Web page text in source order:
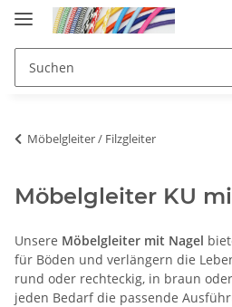
Möbelgleiter / Filzgleiter
Möbelgleiter KU
Unsere Möbelgleiter mit Nagel
für Böden und verlängern die
rund oder rechteckig, in braun
jeden Bedarf die passende